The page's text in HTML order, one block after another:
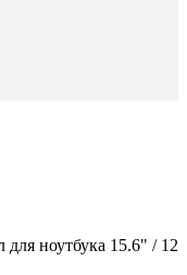
ноутбука 15.6" / 12